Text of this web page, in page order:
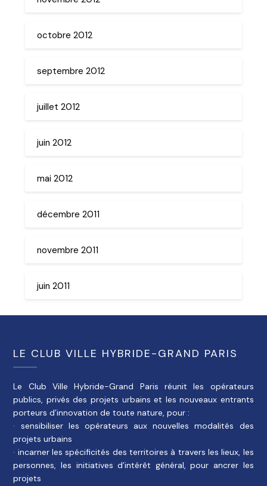
octobre 2012
septembre 2012
juillet 2012
juin 2012
mai 2012
décembre 2011
novembre 2011
juin 2011
LE CLUB VILLE HYBRIDE-GRAND PARIS
Le Club Ville Hybride-Grand Paris réunit les opérateurs
publics, privés des projets urbains et les nouveaux entrants
porteurs d’innovation de toute nature, pour :
· sensibiliser les opérateurs aux nouvelles modalités des
projets urbains
· incarner les spécificités des territoires à travers les lieux, les
personnes, les initiatives d’intérêt général, pour ancrer les
projets